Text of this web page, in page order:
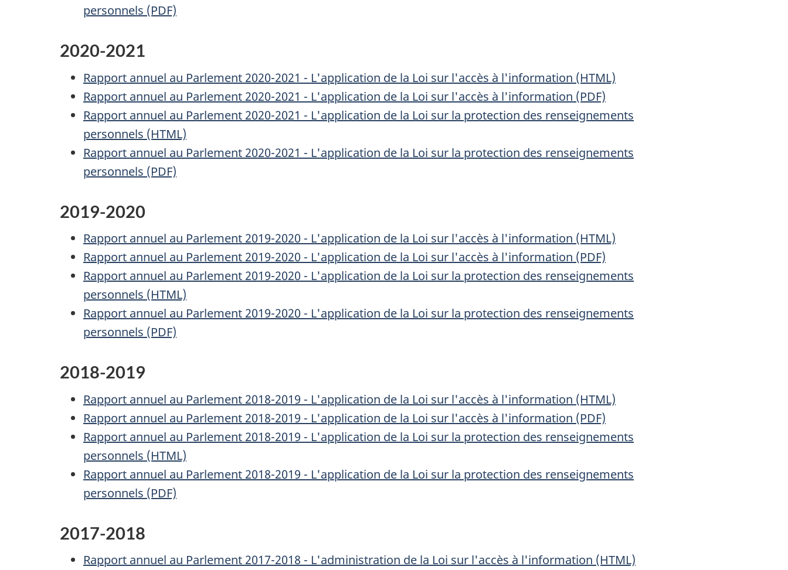
personnels (PDF)
2020-2021
Rapport annuel au Parlement 2020-2021 - L'application de la Loi sur l'accès à l'information (HTML)
Rapport annuel au Parlement 2020-2021 - L'application de la Loi sur l'accès à l'information (PDF)
Rapport annuel au Parlement 2020-2021 - L'application de la Loi sur la protection des renseignements
personnels (HTML)
Rapport annuel au Parlement 2020-2021 - L'application de la Loi sur la protection des renseignements
personnels (PDF)
2019-2020
Rapport annuel au Parlement 2019-2020 - L'application de la Loi sur l'accès à l'information (HTML)
Rapport annuel au Parlement 2019-2020 - L'application de la Loi sur l'accès à l'information (PDF)
Rapport annuel au Parlement 2019-2020 - L'application de la Loi sur la protection des renseignements
personnels (HTML)
Rapport annuel au Parlement 2019-2020 - L'application de la Loi sur la protection des renseignements
personnels (PDF)
2018-2019
Rapport annuel au Parlement 2018-2019 - L'application de la Loi sur l'accès à l'information (HTML)
Rapport annuel au Parlement 2018-2019 - L'application de la Loi sur l'accès à l'information (PDF)
Rapport annuel au Parlement 2018-2019 - L'application de la Loi sur la protection des renseignements
personnels (HTML)
Rapport annuel au Parlement 2018-2019 - L'application de la Loi sur la protection des renseignements
personnels (PDF)
2017-2018
Rapport annuel au Parlement 2017-2018 - L'administration de la Loi sur l'accès à l'information (HTML)